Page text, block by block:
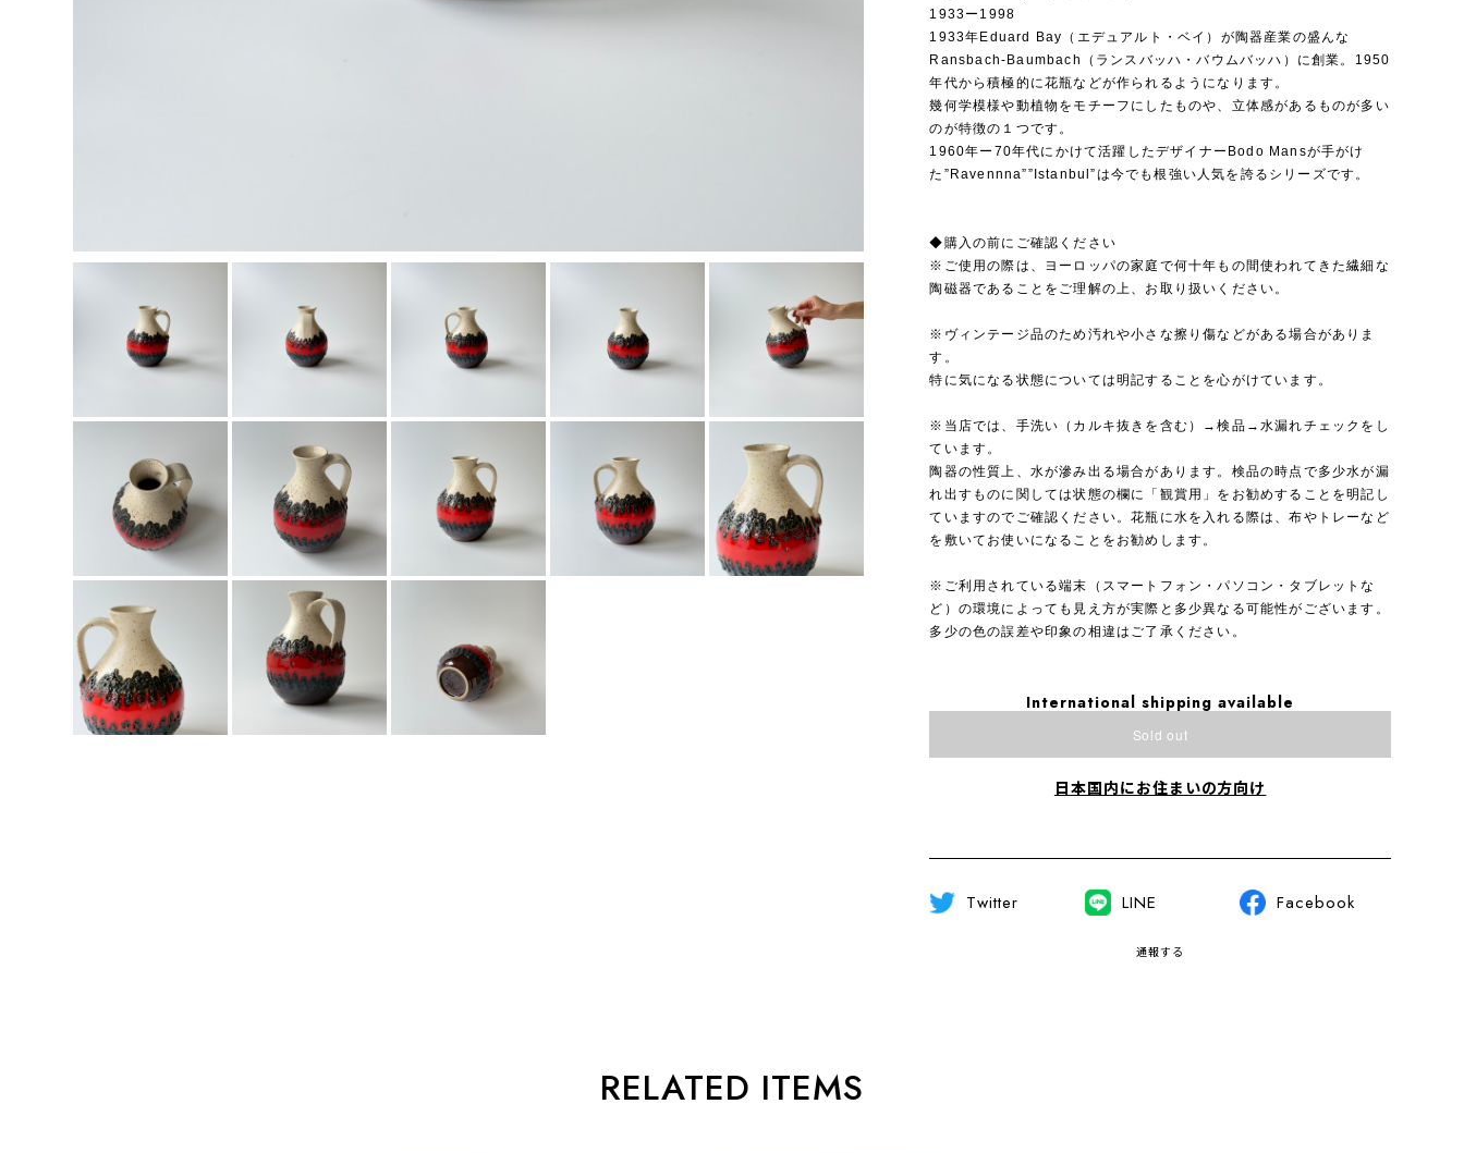
1933ー1998
1933年Eduard Bay（エデュアルト・ベイ）が陶器産業の盛んな
Ransbach-Baumbach（ランスバッハ・バウムバッハ）に創業。1950
年代から積極的に花瓶などが作られるようになります。
幾何学模様や動植物をモチーフにしたものや、立体感があるものが多い
のが特徴の１つです。
1960年ー70年代にかけて活躍したデザイナーBodo Mansが手がけ
た”Ravennna””Istanbul”は今でも根強い人気を誇るシリーズです。
◆購入の前にご確認ください
※ご使用の際は、ヨーロッパの家庭で何十年もの間使われてきた繊細な
陶磁器であることをご理解の上、お取り扱いください。
※ヴィンテージ品のため汚れや小さな擦り傷などがある場合がありま
す。
特に気になる状態については明記することを心がけています。
※当店では、手洗い（カルキ抜きを含む）→検品→水漏れチェックをし
ています。
陶器の性質上、水が滲み出る場合があります。検品の時点で多少水が漏
れ出すものに関しては状態の欄に「観賞用」をお勧めすることを明記し
ていますのでご確認ください。花瓶に水を入れる際は、布やトレーなど
を敷いてお使いになることをお勧めします。
※ご利用されている端末（スマートフォン・パソコン・タブレットな
ど）の環境によっても見え方が実際と多少異なる可能性がございます。
多少の色の誤差や印象の相違はご了承ください。
International shipping available
Sold out
日本国内にお住まいの方向け
Twitter LINE Facebook
通報する
RELATED ITEMS